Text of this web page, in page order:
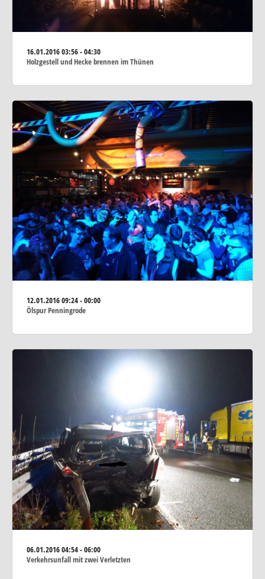
16.01.201603:56 - 04:30
Holzgestell und Hecke brennen im Thünen
12.01.201609:24 - 00:00
Ölspur Penningrode
06.01.201604:54 - 06:00
Verkehrsunfall mit zwei Verletzten